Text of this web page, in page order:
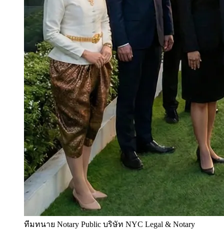
ทีมทนาย Notary Public บริษัท NYC Legal & Notary